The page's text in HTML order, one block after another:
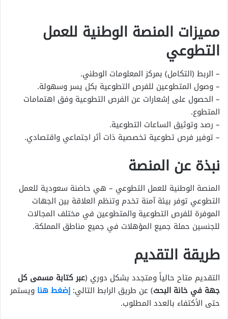
مميزات المنصة الوطنية للعمل
التطوعي
– الربط (التكامل) بمركز المعلومات الوطني.
– وصول المتطوعين للفرص التطوعية بكل يسر وسهولة.
– الحصول على إشعارات عن الفرص التطوعية وفق اهتمامات
المتطوع.
– رصد وتوثيق الساعات التطوعية.
– توفير فرص تطوعية تخصصية ذات أثر اجتماعي واقتصادي.
نبذة عن المنصة
المنصة الوطنية للعمل التطوعي – هي حاضنة سعودية للعمل
التطوعي توفر بيئة آمنة تخدم وتنظم العلاقة بين الجهات
الموفرة للفرص التطوعية والمتطوعين في مختلف المجالات
للجنسين حملة جميع المؤهلات في جميع مناطق المملكة.
طريقة التقديم
التقديم متاح حالياً ومتجدد بشكل دوري (عبر كتابة مسمى كل
جهة في خانة البحث) عن طريق الرابط التالي: إضغط هنا ويستمر
حتى الأكتفاء بالعدد المطلوب.